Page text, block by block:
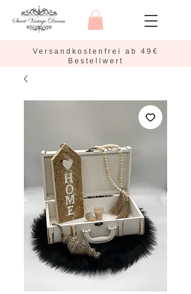
Versandkostenfrei ab 49€
Bestellwert